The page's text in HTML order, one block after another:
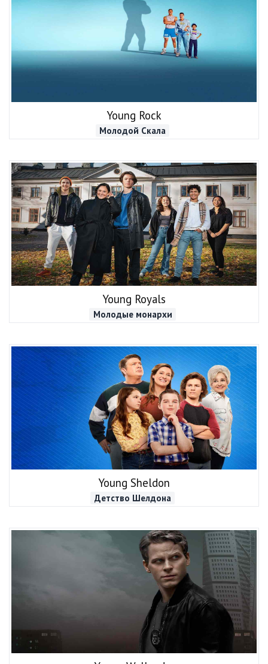
Young Rock
Молодой Скала
Young Royals
Молодые монархи
Young Sheldon
Детство Шелдона